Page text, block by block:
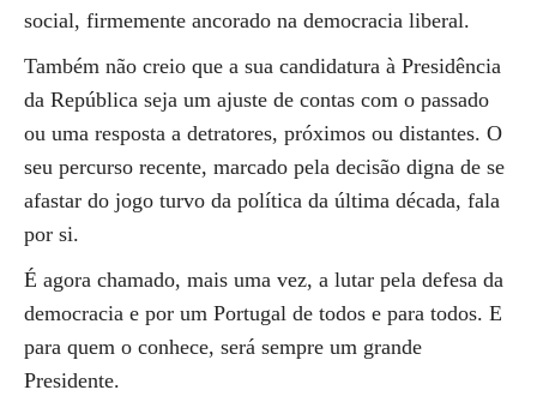
social, firmemente ancorado na democracia liberal.
Também não creio que a sua candidatura à Presidência
da República seja um ajuste de contas com o passado
ou uma resposta a detratores, próximos ou distantes. O
seu percurso recente, marcado pela decisão digna de se
afastar do jogo turvo da política da última década, fala
por si.
É agora chamado, mais uma vez, a lutar pela defesa da
democracia e por um Portugal de todos e para todos. E
para quem o conhece, será sempre um grande
Presidente.